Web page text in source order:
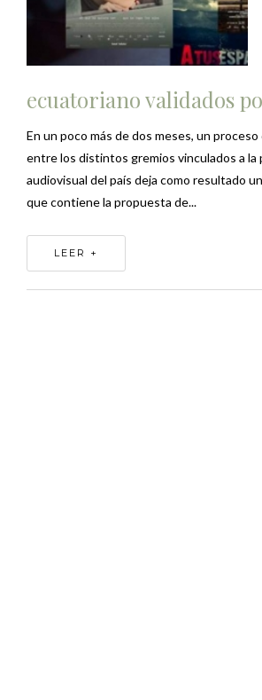
ecuatoriano validados
En un poco más de dos meses, un proceso
entre los distintos gremios vinculados a la
audiovisual del país deja como resultado
que contiene la propuesta de...
LEER +